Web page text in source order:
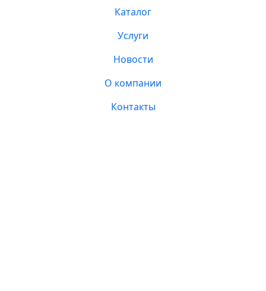
Каталог
Услуги
Новости
О компании
Контакты